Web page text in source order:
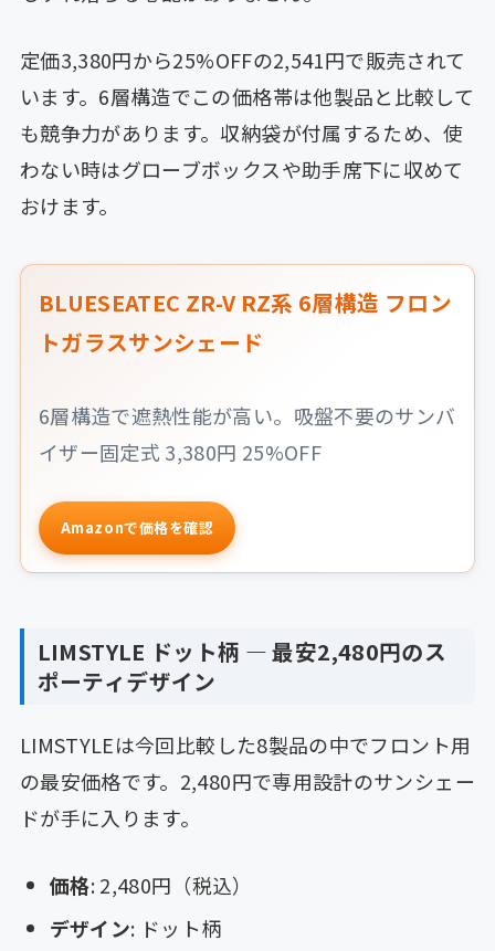
定価3,380円から25%OFFの2,541円で販売されて
います。6層構造でこの価格帯は他製品と比較して
も競争力があります。収納袋が付属するため、使
わない時はグローブボックスや助手席下に収めて
おけます。
BLUESEATEC ZR-V RZ系 6層構造 フロン
トガラスサンシェード
6層構造で遮熱性能が高い。吸盤不要のサンバ
イザー固定式 3,380円 25%OFF
Amazonで価格を確認
LIMSTYLE ドット柄 ― 最安2,480円のス
ポーティデザイン
LIMSTYLEは今回比較した8製品の中でフロント用
の最安価格です。2,480円で専用設計のサンシェー
ドが手に入ります。
価格: 2,480円（税込）
デザイン: ドット柄